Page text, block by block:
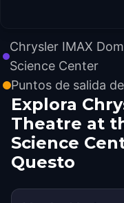
Chrysler IMAX
Science Center
Puntos de salida
Explora
Theatre at
Science
Questo